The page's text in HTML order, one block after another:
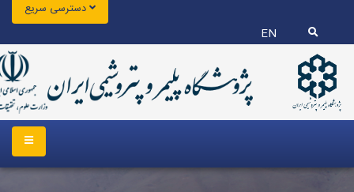
EN
دسترسی سریع